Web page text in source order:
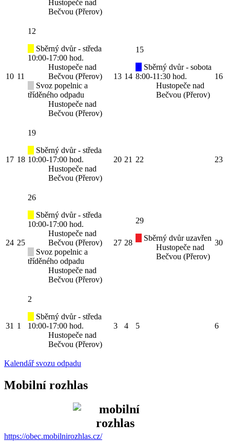
Hustopeče nad
Bečvou (Přerov)
10 11
12
Sběrný dvůr - středa
10:00-17:00 hod.
Hustopeče nad
Bečvou (Přerov)
Svoz popelnic a
tříděného odpadu
Hustopeče nad
Bečvou (Přerov)
13 14
15
Sběrný dvůr - sobota
8:00-11:30 hod.
Hustopeče nad
Bečvou (Přerov)
16
17 18
19
Sběrný dvůr - středa
10:00-17:00 hod.
Hustopeče nad
Bečvou (Přerov)
20 21 22 23
24 25
26
Sběrný dvůr - středa
10:00-17:00 hod.
Hustopeče nad
Bečvou (Přerov)
Svoz popelnic a
tříděného odpadu
Hustopeče nad
Bečvou (Přerov)
27 28
29
Sběrný dvůr uzavřen
Hustopeče nad
Bečvou (Přerov)
30
31 1
2
Sběrný dvůr - středa
10:00-17:00 hod.
Hustopeče nad
Bečvou (Přerov)
3 4 5 6
Kalendář svozu odpadu
Mobilní rozhlas
https://obec.mobilnirozhlas.cz/